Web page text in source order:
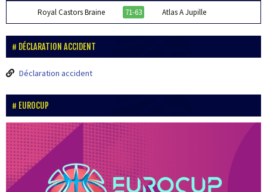
Royal Castors Braine 71-63 Atlas A Jupille
DÉCLARATION ACCIDENT
Déclaration accident
EUROCUP